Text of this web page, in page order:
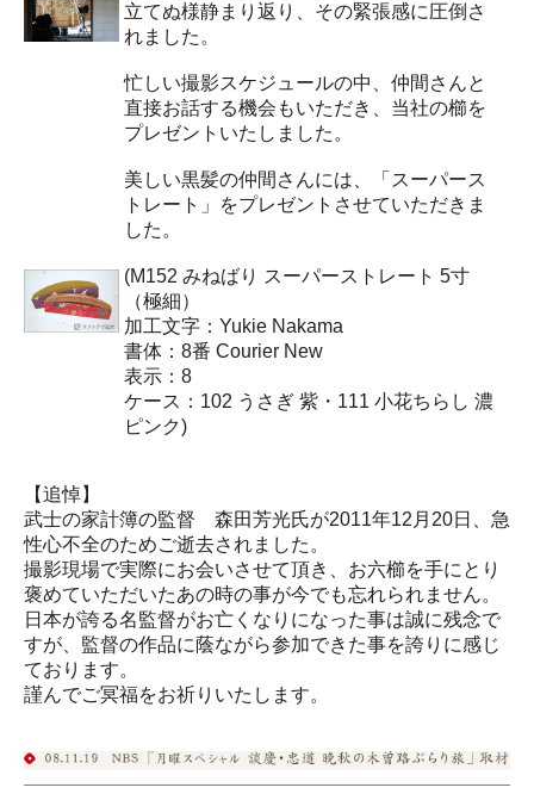
立てぬ様静まり返り、その緊張感に圧倒さ
れました。
忙しい撮影スケジュールの中、仲間さんと
直接お話する機会もいただき、当社の櫛を
プレゼントいたしました。
美しい黒髪の仲間さんには、「スーパース
トレート」をプレゼントさせていただきま
した。
(M152 みねばり スーパーストレート 5寸
（極細）
加工文字：Yukie Nakama
書体：8番 Courier New
表示：8
ケース：102 うさぎ 紫・111 小花ちらし 濃
ピンク)
【追悼】
武士の家計簿の監督 森田芳光氏が2011年12月20日、急
性心不全のためご逝去されました。
撮影現場で実際にお会いさせて頂き、お六櫛を手にとり
褒めていただいたあの時の事が今でも忘れられません。
日本が誇る名監督がお亡くなりになった事は誠に残念で
すが、監督の作品に蔭ながら参加できた事を誇りに感じ
ております。
謹んでご冥福をお祈りいたします。